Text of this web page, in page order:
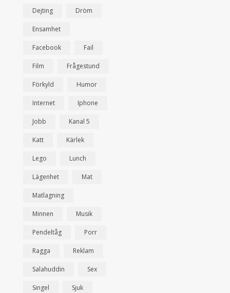
Dejting Dröm
Ensamhet
Facebook Fail
Film Frågestund
Förkyld Humor
Internet Iphone
Jobb Kanal 5
Katt Kärlek
Lego Lunch
Lägenhet Mat
Matlagning
Minnen Musik
Pendeltåg Porr
Ragga Reklam
Salahuddin Sex
Singel Sjuk